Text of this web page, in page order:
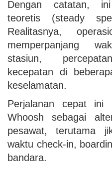
Dengan catatan,
teoretis (steady
Realitasnya,
memperpanjang
stasiun,
kecepatan di
keselamatan.
Perjalanan cepat ini
Whoosh sebagai
pesawat, terutama
waktu check-in,
bandara.